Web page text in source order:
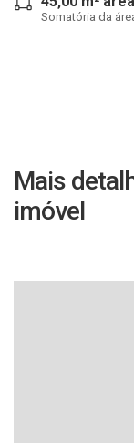
Somatória da
Mais
imóvel